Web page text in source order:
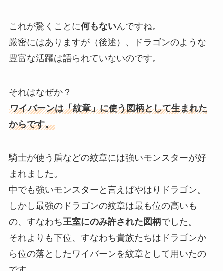
これが驚くことに何もないんですね。
厳密にはありますが（後述）、ドラゴンのような
豊富な活躍は語られていないのです。
それはなぜか？
ワイバーンは「紋章」に使う図柄として生まれた
からです。
騎士が使う盾などの紋章には強いモンスターが好
まれました。
中でも強いモンスターと言えばやはりドラゴン。
しかし最強のドラゴンの紋章は最も位の高いも
の、すなわち王室にのみ許された図柄でした。
それよりも下位、すなわち貴族たちはドラゴンか
ら位の落としたワイバーンを紋章として用いたの